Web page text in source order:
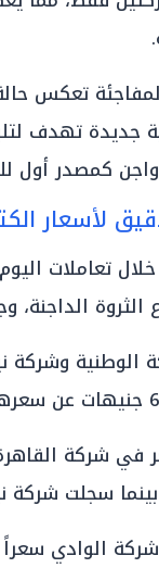
تعكس
جديدة تهدف
كمصدر أول
لأسعار
تعاملات
الداجنة،
وشركة
في شركة